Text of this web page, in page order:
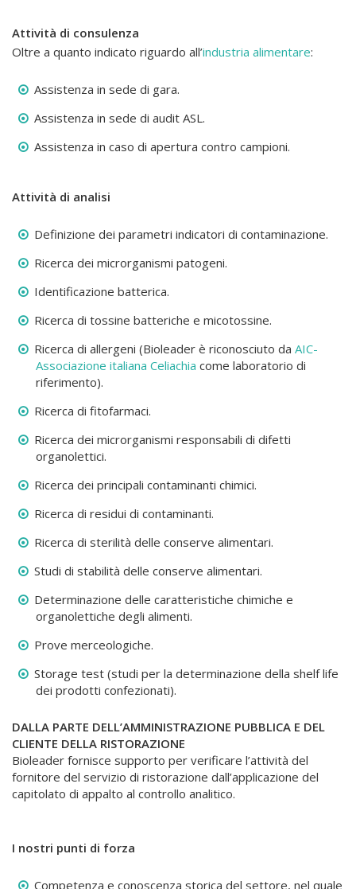
Attività di consulenza
Oltre a quanto indicato riguardo all’industria alimentare:
Assistenza in sede di gara.
Assistenza in sede di audit ASL.
Assistenza in caso di apertura contro campioni.
Attività di analisi
Definizione dei parametri indicatori di contaminazione.
Ricerca dei microrganismi patogeni.
Identificazione batterica.
Ricerca di tossine batteriche e micotossine.
Ricerca di allergeni (Bioleader è riconosciuto da AIC-
Associazione italiana Celiachia come laboratorio di
riferimento).
Ricerca di fitofarmaci.
Ricerca dei microrganismi responsabili di difetti
organolettici.
Ricerca dei principali contaminanti chimici.
Ricerca di residui di contaminanti.
Ricerca di sterilità delle conserve alimentari.
Studi di stabilità delle conserve alimentari.
Determinazione delle caratteristiche chimiche e
organolettiche degli alimenti.
Prove merceologiche.
Storage test (studi per la determinazione della shelf life
dei prodotti confezionati).
DALLA PARTE DELL’AMMINISTRAZIONE PUBBLICA E DEL
CLIENTE DELLA RISTORAZIONE
Bioleader fornisce supporto per verificare l’attività del
fornitore del servizio di ristorazione dall’applicazione del
capitolato di appalto al controllo analitico.
I nostri punti di forza
Competenza e conoscenza storica del settore, nel quale